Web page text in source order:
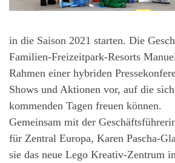
in die Saison 2021 starten. Die
Familien-Freizeitpark-Resorts
Rahmen einer hybriden
Shows und Aktionen vor, auf die
kommenden Tagen freuen können.
Gemeinsam mit der
für Zentral Europa, Karen Pascha-
sie das neue Lego Kreativ-Zentrum